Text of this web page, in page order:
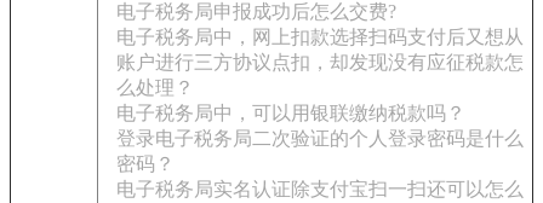
电子税务局申报成功后怎么交费?
电子税务局中，网上扣款选择扫码支付后又想从
账户进行三方协议点扣，却发现没有应征税款怎
么处理？
电子税务局中，可以用银联缴纳税款吗？
登录电子税务局二次验证的个人登录密码是什么
密码？
电子税务局实名认证除支付宝扫一扫还可以怎么